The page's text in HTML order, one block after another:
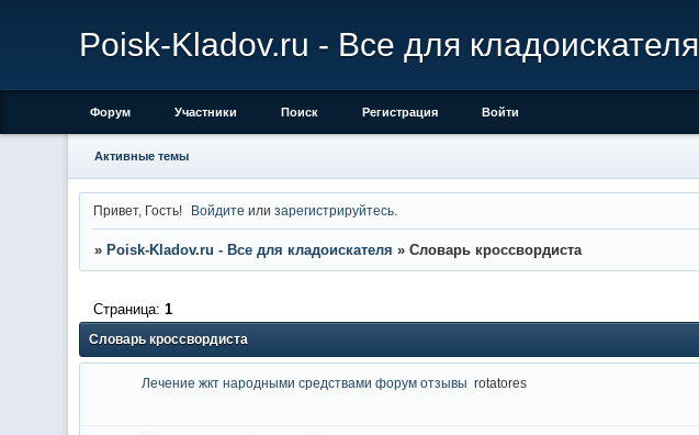
Poisk-Kladov.ru - Все для кладоискателя
Форум Участники Поиск Регистрация Войти
Активные темы
Привет, Гость! Войдите илизарегистрируйтесь
» Poisk-Kladov.ru - Все для кладоискателя » Словарь кроссвордиста
Словарь кроссвордиста
Страница: 1
Лечение жкт народными средствами форум отзывы rotatores